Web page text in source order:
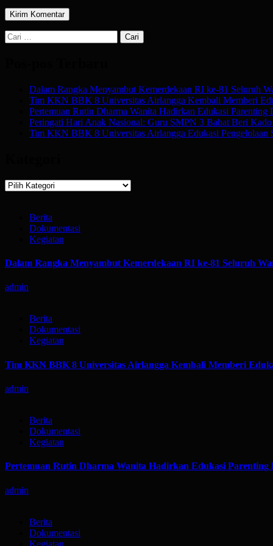
Cari
untuk:
Dalam Rangka Menyambut Kemerdekaan RI ke-81 Seluruh
Tim KKN BBK 8 Universitas Airlangga Kembali Memberi
Pertemuan Rutin Dharma Wanita Hadirkan Edukasi
Peringati Hari Anak Nasional: Guru SMPN 3 Babat Beri
Tim KKN BBK 8 Universitas Airlangga Edukasi Pengelolaan
Kategori
Berita
Dokumentasi
Kegiatan
Dalam Rangka Menyambut Kemerdekaan RI ke-81 Seluruh
admin
Berita
Dokumentasi
Kegiatan
Tim KKN BBK 8 Universitas Airlangga Kembali Memberi
admin
Berita
Dokumentasi
Kegiatan
Pertemuan Rutin Dharma Wanita Hadirkan Edukasi
admin
Berita
Dokumentasi
Kegiatan